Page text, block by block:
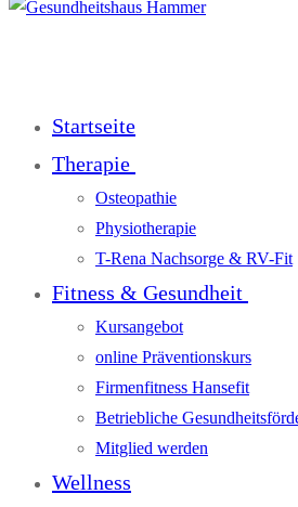
Startseite
Therapie
Osteopathie
Physiotherapie
T-Rena Nachsorge & RV-Fit
Fitness & Gesundheit
Kursangebot
online Präventionskurs
Firmenfitness Hansefit
Betriebliche
Mitglied werden
Wellness